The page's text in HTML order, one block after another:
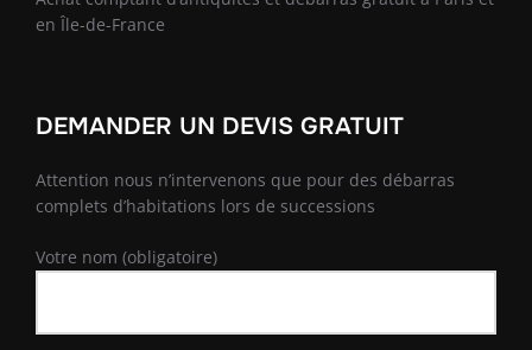
en Île-de-France
DEMANDER UN DEVIS GRATUIT
Attention nous n’intervenons que pour des débarras
complets d’habitations lors de successions
Votre nom (obligatoire)